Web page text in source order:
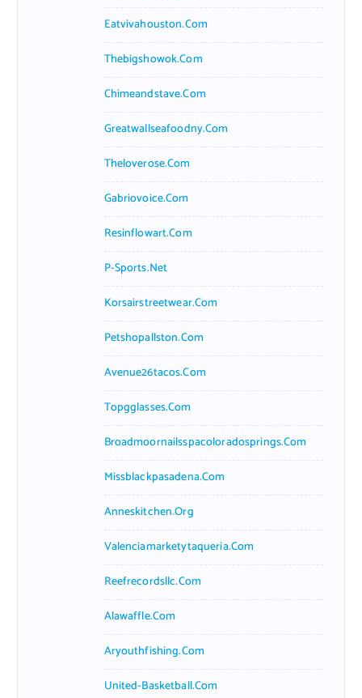
Eatvivahouston.com
Thebigshowok.com
Chimeandstave.com
Greatwallseafoodny.com
Theloverose.com
Gabriovoice.com
Resinflowart.com
P-Sports.net
Korsairstreetwear.com
Petshopallston.com
Avenue26tacos.com
Topgglasses.com
Broadmoornailsspacoloradosprings.com
Missblackpasadena.com
Anneskitchen.org
Valenciamarketytaqueria.com
Reefrecordsllc.com
Alawaffle.com
Aryouthfishing.com
United-Basketball.com